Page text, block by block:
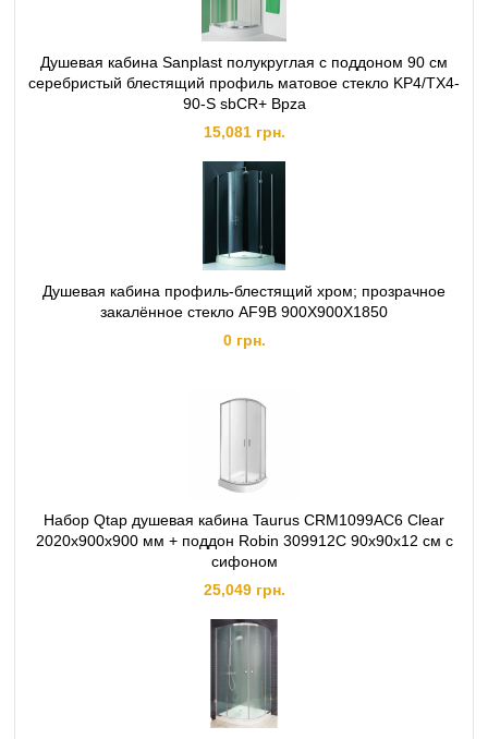
Душевая кабина Sanplast полукруглая с поддоном 90 см
серебристый блестящий профиль матовое стекло KP4/TX4-
90-S sbCR+ Bpza
15,081 грн.
Душевая кабина профиль-блестящий хром; прозрачное
закалённое стекло AF9B 900X900X1850
0 грн.
Набор Qtap душевая кабина Taurus CRM1099AC6 Clear
2020x900x900 мм + поддон Robin 309912C 90x90x12 см с
сифоном
25,049 грн.